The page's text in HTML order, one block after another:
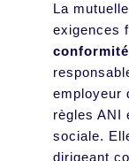
La
exigences
employeur
règles ANI
sociale.
dirigeant